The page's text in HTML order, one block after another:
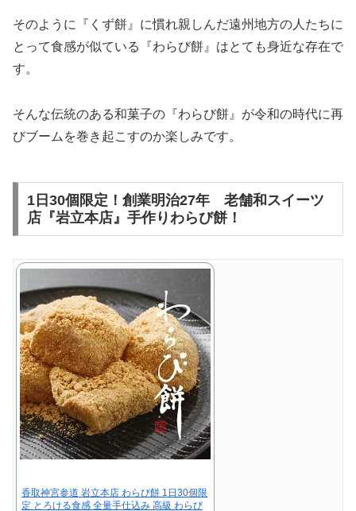
そのように『くず餅』に慣れ親しんだ遠州地方の人たちに
とって食感が似ている『わらび餅』はとても身近な存在で
す。
そんな伝統のある和菓子の『わらび餅』が令和の時代に再
びブームを巻き起こすのか楽しみです。
1日30個限定！創業明治27年 老舗和スイーツ
店『岩立本店』手作りわらび餅！
香取神宮参道 岩立本店 わらび餅 1日30個限
定 とろける食感 全量手仕込み 高級 わらび